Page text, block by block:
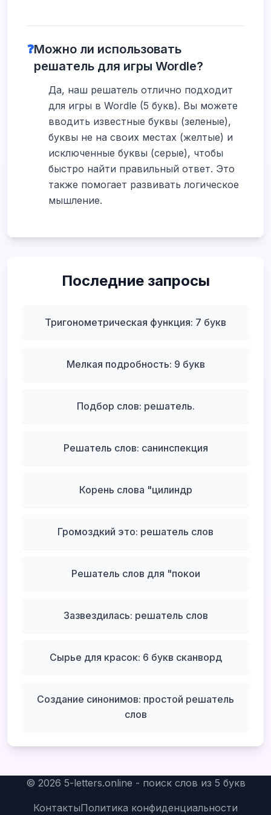
❓Можно ли использовать
решатель для игры Wordle?
Да, наш решатель отлично подходит
для игры в Wordle (5 букв). Вы можете
вводить известные буквы (зеленые),
буквы не на своих местах (желтые) и
исключенные буквы (серые), чтобы
быстро найти правильный ответ. Это
также помогает развивать логическое
мышление.
Последние запросы
Тригонометрическая функция: 7 букв
Мелкая подробность: 9 букв
Подбор слов: решатель.
Решатель слов: санинспекция
Корень слова "цилиндр
Громоздкий это: решатель слов
Решатель слов для "покои
Зазвездилась: решатель слов
Сырье для красок: 6 букв сканворд
Создание синонимов: простой решатель
слов
© 2026 5-letters.online - поиск слов из 5 букв
КонтактыПолитика конфиденциальности